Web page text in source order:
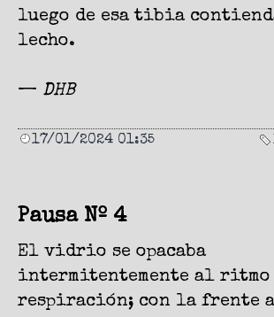
luego de esa tibia
lecho.
— DHB
17/01/2024 01:35
Pausa Nº 4
El vidrio se opacaba
intermitentemente al ritmo
respiración; con la frente